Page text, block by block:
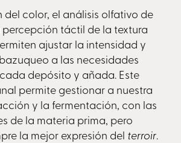
del color, el análisis olfativo de
percepción táctil de la textura
ajustar la intensidad y
a las necesidades
depósito y añada. Este
permite gestionar a nuestra
y la fermentación, con las
de la materia prima, pero
la mejor expresión del terroir.